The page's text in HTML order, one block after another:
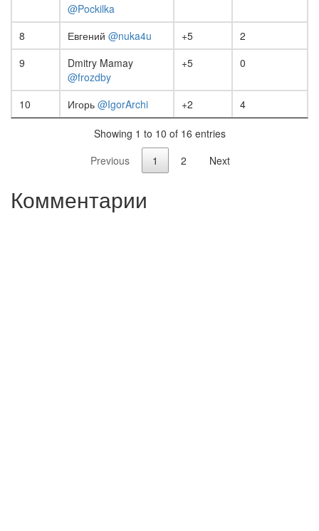
@Pockilka
8 Евгений @nuka4u +5
2
9
Dmitry Mamay
@frozdby
+5 0
10 Игорь @IgorArchi +2 4
Showing 1 to 10 of 16 entries
Previous
1 2 Next
Комментарии